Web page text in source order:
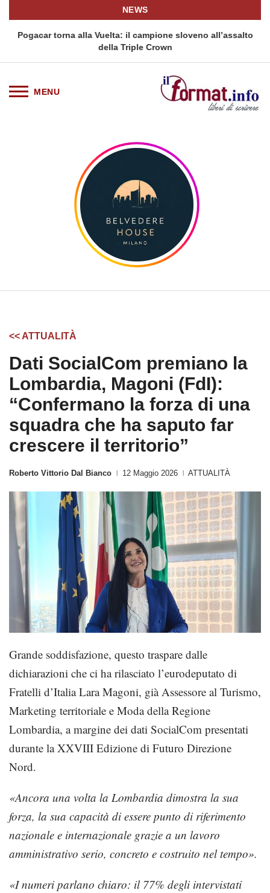
NEWS
Pogacar torna alla Vuelta: il campione sloveno all’assalto
della Triple Crown
<< ATTUALITÀ
Dati SocialCom premiano la
Lombardia, Magoni (FdI):
“Confermano la forza di una
squadra che ha saputo far
crescere il territorio”
Roberto Vittorio Dal Bianco 12 Maggio 2026 ATTUALITÀ
Grande soddisfazione, questo traspare dalle
dichiarazioni che ci ha rilasciato l’eurodeputato di
Fratelli d’Italia Lara Magoni, già Assessore al Turismo,
Marketing territoriale e Moda della Regione
Lombardia, a margine dei dati SocialCom presentati
durante la XXVIII Edizione di Futuro Direzione
Nord.
«Ancora una volta la Lombardia dimostra la sua
forza, la sua capacità di essere punto di riferimento
nazionale e internazionale grazie a un lavoro
amministrativo serio, concreto e costruito nel tempo».
«I numeri parlano chiaro: il 77% degli intervistati